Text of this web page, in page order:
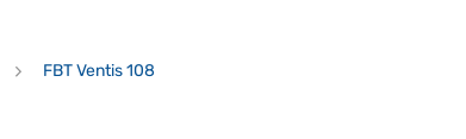
FBT Ventis 108